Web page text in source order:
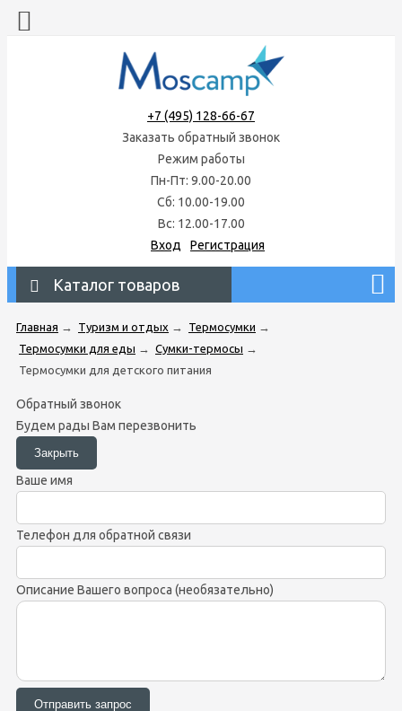
+7 (495) 128-66-67
Заказать обратный звонок
Режим работы
Пн-Пт: 9.00-20.00
Сб: 10.00-19.00
Вс: 12.00-17.00
Вход
Регистрация
Каталог товаров
Главная → Туризм и отдых → Термосумки →
Термосумки для еды → Сумки-термосы →
Термосумки для детского питания
Обратный звонок
Будем рады Вам перезвонить
Ваше имя
Телефон для обратной связи
Описание Вашего вопроса (необязательно)